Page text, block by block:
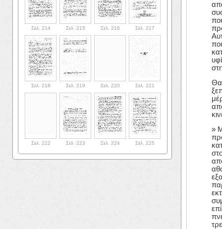
Σελ. 214 Σελ. 215 Σελ. 216 Σελ. 217
Σελ. 218 Σελ. 219 Σελ. 220 Σελ. 221
Σελ. 222 Σελ. 223 Σελ. 224 Σελ. 225
Θα
»